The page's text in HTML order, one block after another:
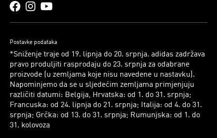
Postavke podataka
*Sniženje traje od 19. lipnja do 20. srpnja. adidas zadržava
pravo produljiti rasprodaju do 23. srpnja za odabrane
proizvode (u zemljama koje nisu navedene u nastavku).
Napominjemo da se u sljedećim zemljama primjenjuju
različiti datumi: Belgija, Hrvatska: od 1. do 31. srpnja;
Francuska: od 24. lipnja do 21. srpnja; Italija: od 4. do 31.
srpnja; Grčka: od 13. do 31. srpnja; Rumunjska: od 1. do
31. kolovoza